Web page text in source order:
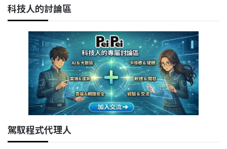
科技人的討論區
駕馭程式代理人